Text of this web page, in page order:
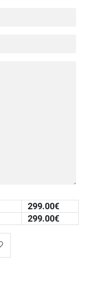
299.00€
299.00€